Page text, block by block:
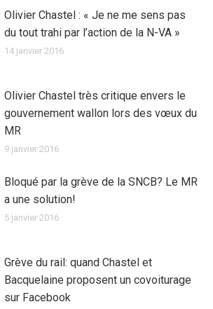
Olivier Chastel : « Je ne me sens pas
du tout trahi par l’action de la N-VA »
14 janvier 2016
Olivier Chastel très critique envers le
gouvernement wallon lors des vœux du
MR
9 janvier 2016
Bloqué par la grève de la SNCB? Le MR
a une solution!
5 janvier 2016
Grève du rail: quand Chastel et
Bacquelaine proposent un covoiturage
sur Facebook